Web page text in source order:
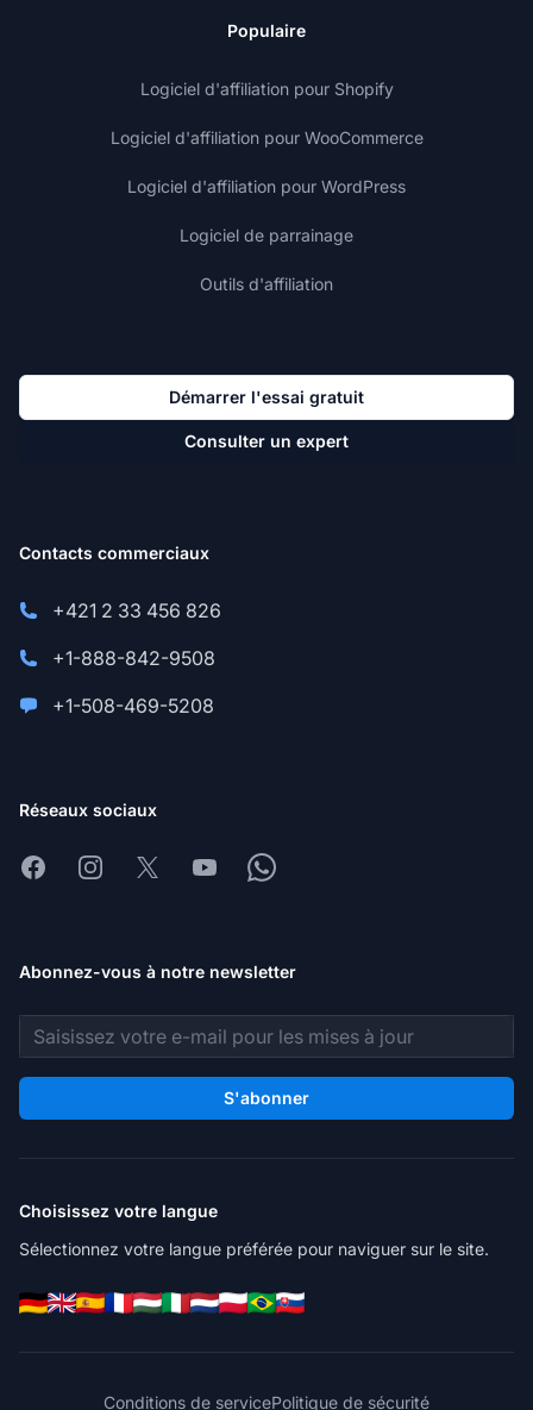
Populaire
Logiciel d'affiliation pour Shopify
Logiciel d'affiliation pour WooCommerce
Logiciel d'affiliation pour WordPress
Logiciel de parrainage
Outils d'affiliation
Démarrer l'essai gratuit
Consulter un expert
Contacts commerciaux
+421 2 33 456 826
+1-888-842-9508
+1-508-469-5208
Réseaux sociaux
FacebookInstagram
X YoutubeWhatsapp
Abonnez-vous à notre newsletter
Adresse e-mail
S'abonner
Choisissez votre langue
Sélectionnez votre langue préférée pour naviguer sur le site.
Conditions de servicePolitique de sécurité